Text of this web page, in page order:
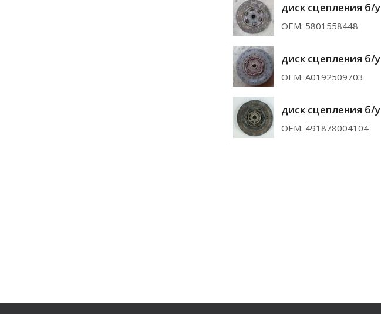
диск сцепления б/у
ОЕМ: 5801558448
диск сцепления б/у
ОЕМ: A0192509703
диск сцепления б/у
ОЕМ: 491878004104